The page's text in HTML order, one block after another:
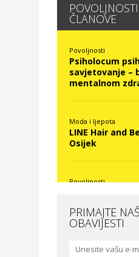
ČLANOVE
Povoljnosti
Psiholocum
savjetovanje –
mentalnom
Moda i ljepota
LINE Hair and
Osijek
Povoljnosti
Moda i ljepota
studio – Osijek
PRIMAJTE
OBAVIJESTI